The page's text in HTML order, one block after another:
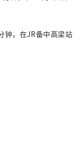
钟，在JR备中高梁站